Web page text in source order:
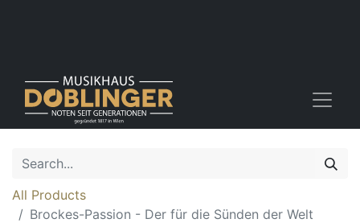
All Products
Brockes-Passion - Der für die Sünden der Welt